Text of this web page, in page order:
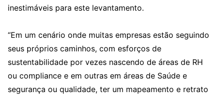
inestimáveis para este levantamento.
“Em um cenário onde muitas empresas estão seguindo
seus próprios caminhos, com esforços de
sustentabilidade por vezes nascendo de áreas de RH
ou compliance e em outras em áreas de Saúde e
segurança ou qualidade, ter um mapeamento e retrato